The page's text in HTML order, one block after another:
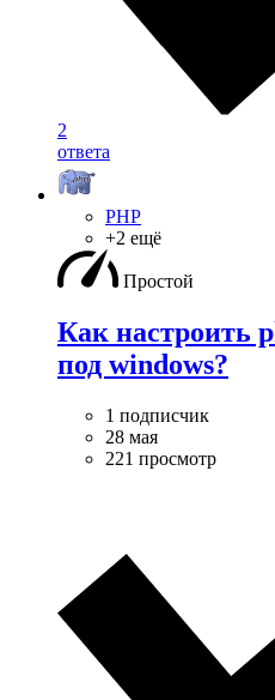
2
ответа
PHP
+2 ещё
Простой
Как настроить
под windows?
1 подписчик
28 мая
221 просмотр